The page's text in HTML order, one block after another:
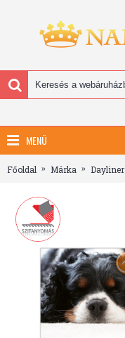
MENÜ
Főoldal Márka Dayliner